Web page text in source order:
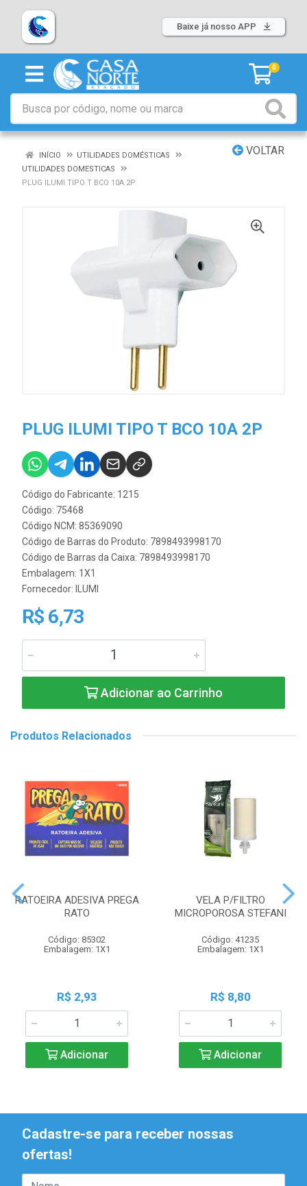
Baixe já nosso APP
0
VOLTAR
INÍCIO
UTILIDADES DOMÉSTICAS
UTILIDADES DOMESTICAS
PLUG ILUMI TIPO T BCO 10A 2P
PLUG ILUMI TIPO T BCO 10A 2P
Código do Fabricante: 1215
Código: 75468
Código NCM: 85369090
Código de Barras do Produto: 7898493998170
Código de Barras da Caixa: 7898493998170
Embalagem: 1X1
Fornecedor: ILUMI
R$ 6,73
Adicionar ao Carrinho
Produtos Relacionados
RATOEIRA ADESIVA PREGA
RATO
Código: 85302
Embalagem: 1X1
R$ 2,93
Adicionar
VELA P/FILTRO
MICROPOROSA STEFANI
Código: 41235
Embalagem: 1X1
R$ 8,80
Adicionar
Cadastre-se para receber nossas
ofertas!